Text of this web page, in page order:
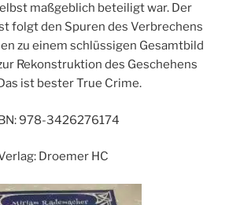
maßgeblich beteiligt war. Der
folgt den Spuren des Verbrechens
zu einem schlüssigen Gesamtbild
Rekonstruktion des Geschehens
ist bester True Crime.
978-3426276174
Droemer HC